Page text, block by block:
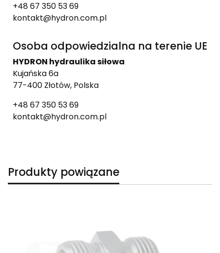
+48 67 350 53 69
kontakt@hydron.com.pl
Osoba odpowiedzialna na terenie UE
HYDRON hydraulika siłowa
Kujańska 6a
77-400 Złotów, Polska
+48 67 350 53 69
kontakt@hydron.com.pl
Produkty powiązane